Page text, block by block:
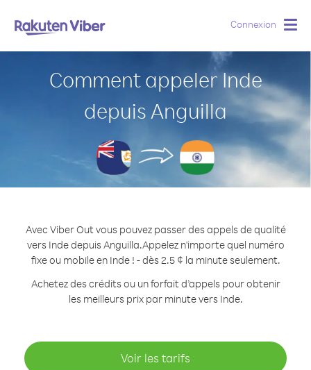
Connexion
Comment appeler Inde
depuis Anguilla
Avec Viber Out vous pouvez passer des appels de qualité
vers Inde depuis Anguilla.Appelez n'importe quel numéro
fixe ou mobile en Inde ! - dès 2.5 ¢ la minute seulement.
Achetez des crédits ou un forfait d’appels pour obtenir
les meilleurs prix par minute vers Inde.
Voir les tarifs